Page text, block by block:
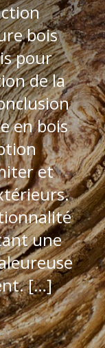
bois
pour
de la
en bois
et
une
[…]